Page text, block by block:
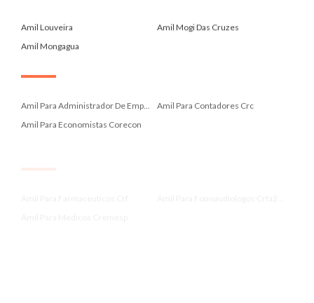
Amil Louveira
Amil Mogi Das Cruzes
Amil Mongagua